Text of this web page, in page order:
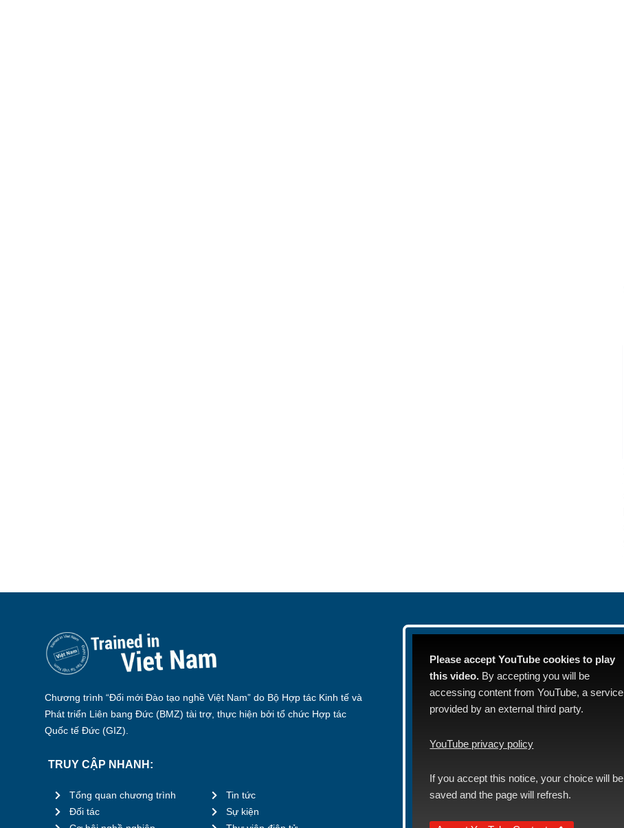
Chương trình “Đổi mới Đào tạo nghề Việt Nam” do Bộ Hợp tác Kinh tế và
Phát triển Liên bang Đức (BMZ) tài trợ, thực hiện bởi tổ chức Hợp tác
Quốc tế Đức (GIZ).
TRUY CẬP NHANH:
Tổng quan chương trình
Đối tác
Tin tức
Sự kiện
Please accept YouTube cookies to play
this video. By accepting you will be
accessing content from YouTube, a service
provided by an external third party.
YouTube privacy policy
If you accept this notice, your choice will be
saved and the page will refresh.